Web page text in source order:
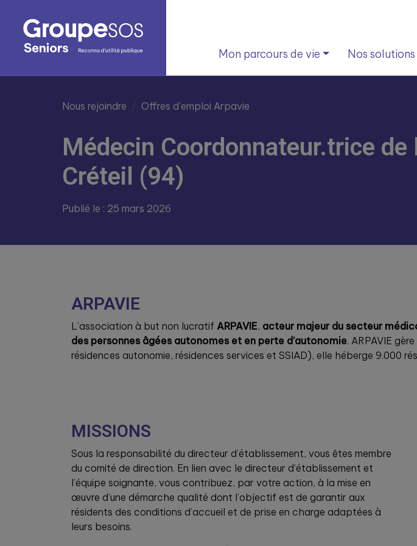
Mon parcours de vie Nos solutions
Nous rejoindre Offres d’emploi Arpavie
Médecin Coordonnateur.trice de
Créteil (94)
Publié le : 25 mars 2026
ARPAVIE
L’association à but non lucratif ARPAVIE, acteur majeur du secteur
des personnes âgées autonomes et en perte d’autonomie. ARPAVIE
résidences autonomie, résidences services et SSIAD), elle héberge 9.000
MISSIONS
Sous la responsabilité du directeur d’établissement, vous êtes membre
du comité de direction. En lien avec le directeur d’établissement et
l’équipe soignante, vous contribuez, par votre action, à la mise en
œuvre d’une démarche qualité dont l’objectif est de garantir aux
résidents des conditions d’accueil et de prise en charge adaptées à
leurs besoins.